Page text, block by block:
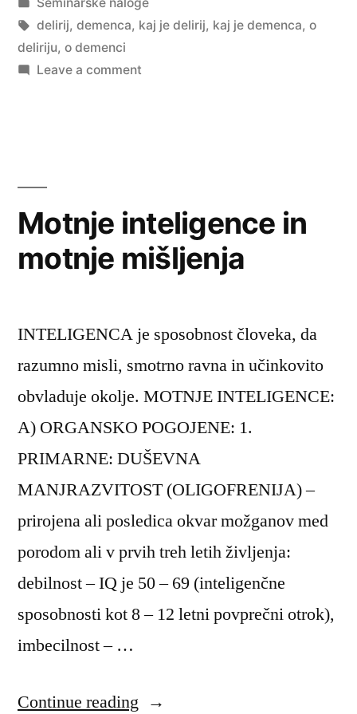
in
Tags:
delirij, demenca, kaj je delirij, kaj je demenca, o
deliriju, o demenci
Leave a commenton
Motnje inteligence in
motnje mišljenja
INTELIGENCA je sposobnost človeka, da
razumno misli, smotrno ravna in učinkovito
obvladuje okolje. MOTNJE INTELIGENCE:
A) ORGANSKO POGOJENE: 1.
PRIMARNE: DUŠEVNA
MANJRAZVITOST (OLIGOFRENIJA) –
prirojena ali posledica okvar možganov med
porodom ali v prvih treh letih življenja:
debilnost – IQ je 50 – 69 (inteligenčne
sposobnosti kot 8 – 12 letni povprečni otrok),
imbecilnost – …
Continue reading “Motnje